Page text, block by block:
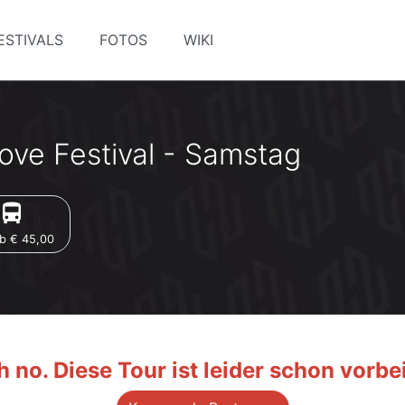
FOTOS WIKI
Festival - Samstag
directions_bus
€ 45,00
no. Diese Tour ist leider schon